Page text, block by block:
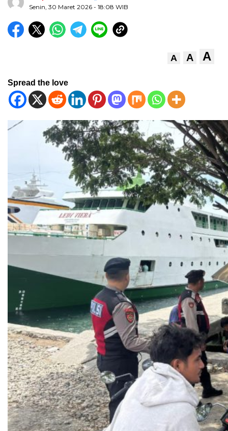
Senin, 30 Maret 2026 - 18:08 WIB
A A A
Spread the love